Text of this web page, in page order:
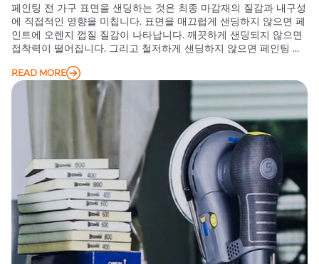
페인팅 전 가구 표면을 샌딩하는 것은 최종 마감재의 질감과 내구성
에 직접적인 영향을 미칩니다. 표면을 매끄럽게 샌딩하지 않으면 페
인트에 오렌지 껍질 질감이 나타납니다. 깨끗하게 샌딩되지 않으면
접착력이 떨어집니다. 그리고 철저하게 샌딩하지 않으면 페인팅 후
사포와 일반 사포라는 두 가지 일반적인 옵션에 직면하여 많은 사람
들이 갈등을 겪습니다.
READ MORE